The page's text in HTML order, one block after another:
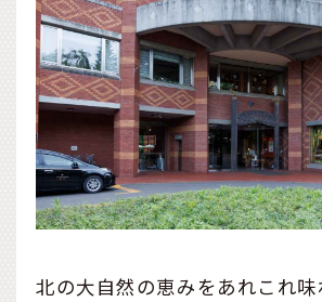
北の大自然の恵みをあれこれ